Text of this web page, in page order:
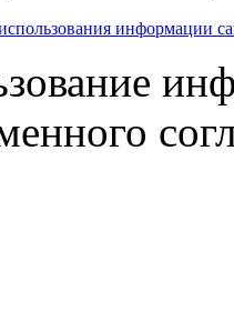
информации